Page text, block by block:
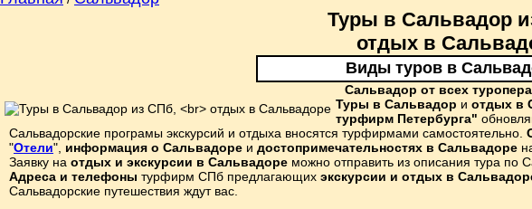
Туры в Сальвадор
отдых в
Виды туров в
Сальвадор от всех
Туры в Сальвадор и отдых в
турфирм Петербурга"
Сальвадорские програмы экскурсий и отдыха вносятся турфирмами самостоятельно.
"Отели", информация о Сальвадоре и достопримечательностях в Сальвадоре
Заявку на отдых и экскурсии в Сальвадоре можно отправить из описания тура по
Адреса и телефоны турфирм СПб предлагающих экскурсии и отдых в
Сальвадорские путешествия ждут вас.